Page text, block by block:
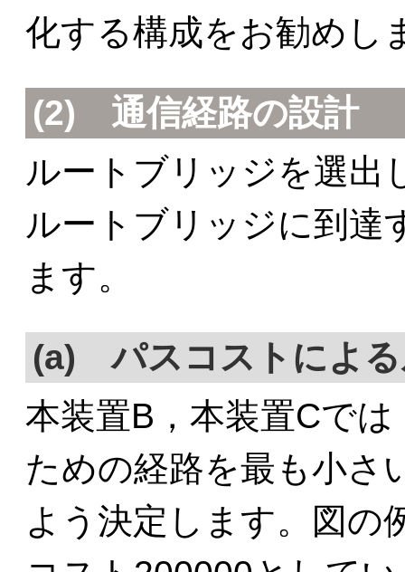
化する構成をお勧めし
(2) 通信経路の設計
ルートブリッジを選出
ルートブリッジに到達
ます。
(a) パスコストによる
本装置B，本装置Cで
ための経路を最も小さ
よう決定します。図の